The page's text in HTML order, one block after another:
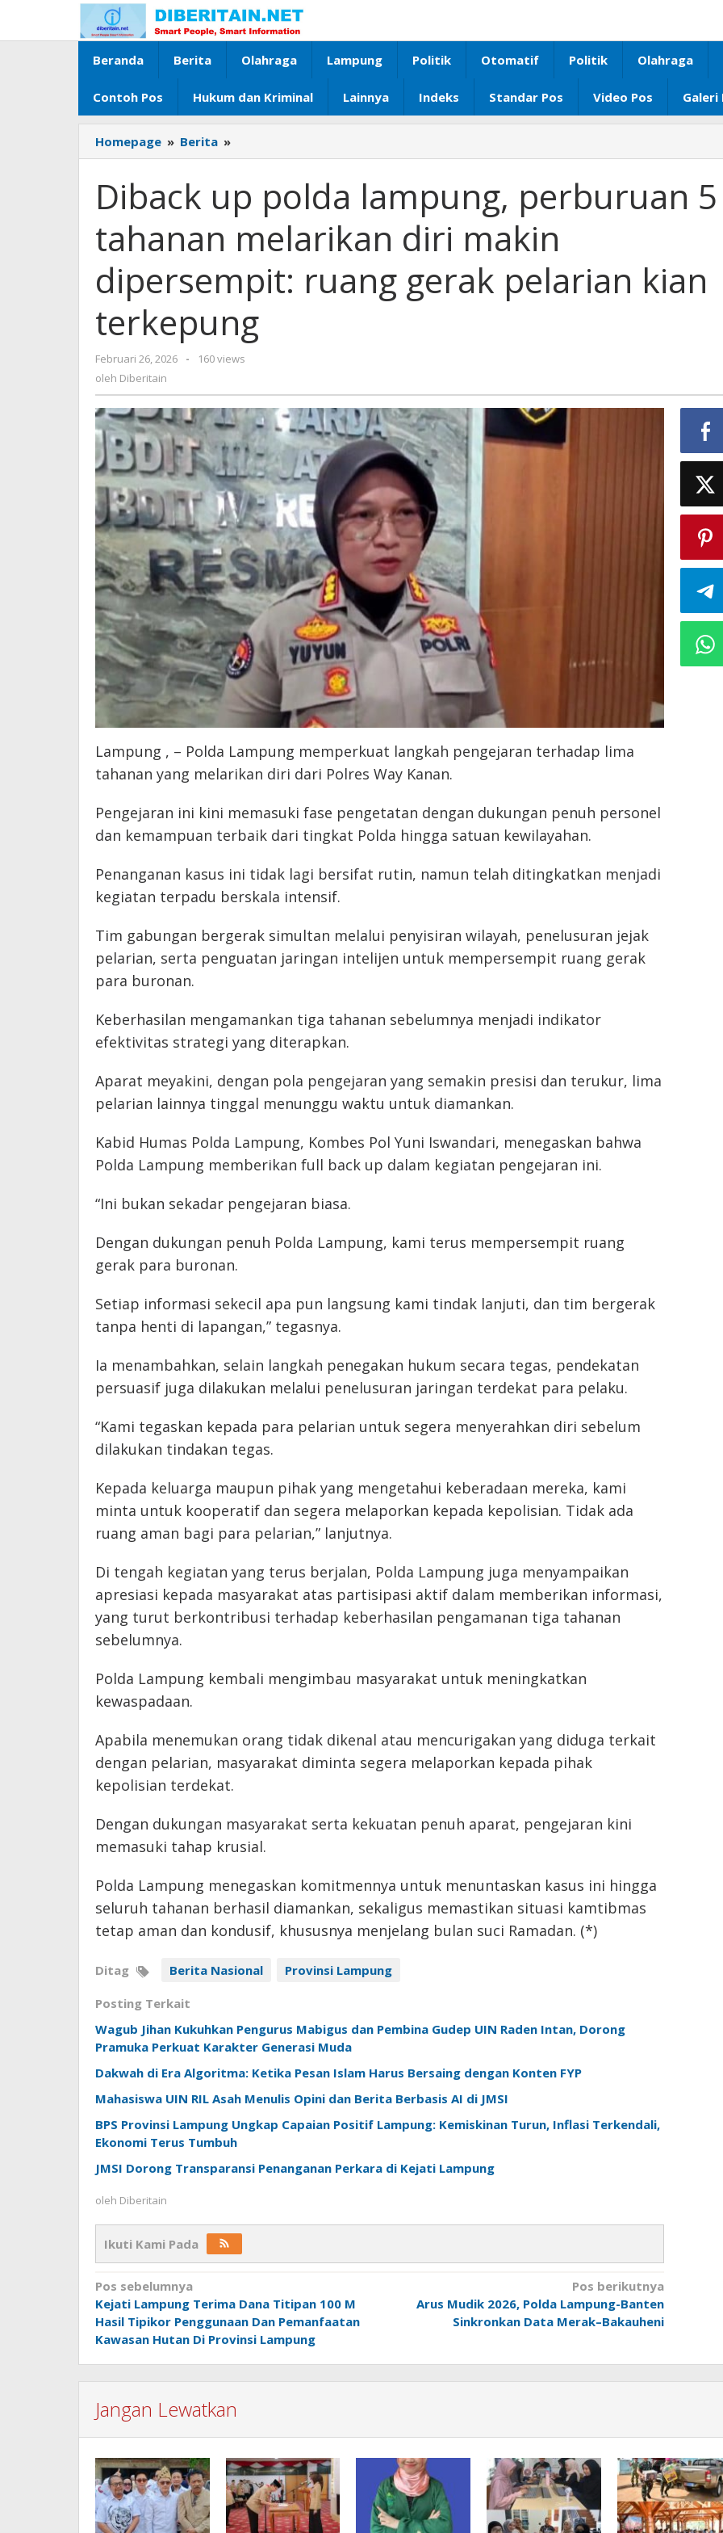
konten
Beranda Berita Olahraga Lampung Politik Otomatif Politik Olahraga
Contoh Pos Hukum dan Kriminal Lainnya Indeks Standar Pos Video Pos Galeri
Homepage » Berita »
up
lampung,
perburuan
5
tahanan
melarikan
diri
makin
dipersempit:
ruang
gerak
kian
terkepung
Diback up polda lampung, perburuan 5
tahanan melarikan diri makin
dipersempit: ruang gerak pelarian kian
terkepung
Februari 26, 2026
oleh
-
160 views
oleh Diberitain
Lampung , – Polda Lampung memperkuat langkah pengejaran terhadap lima
tahanan yang melarikan diri dari Polres Way Kanan.
Pengejaran ini kini memasuki fase pengetatan dengan dukungan penuh personel
dan kemampuan terbaik dari tingkat Polda hingga satuan kewilayahan.
Penanganan kasus ini tidak lagi bersifat rutin, namun telah ditingkatkan menjadi
kegiatan terpadu berskala intensif.
Tim gabungan bergerak simultan melalui penyisiran wilayah, penelusuran jejak
pelarian, serta penguatan jaringan intelijen untuk mempersempit ruang gerak
para buronan.
Keberhasilan mengamankan tiga tahanan sebelumnya menjadi indikator
efektivitas strategi yang diterapkan.
Aparat meyakini, dengan pola pengejaran yang semakin presisi dan terukur, lima
pelarian lainnya tinggal menunggu waktu untuk diamankan.
Kabid Humas Polda Lampung, Kombes Pol Yuni Iswandari, menegaskan bahwa
Polda Lampung memberikan full back up dalam kegiatan pengejaran ini.
“Ini bukan sekadar pengejaran biasa.
Dengan dukungan penuh Polda Lampung, kami terus mempersempit ruang
gerak para buronan.
Setiap informasi sekecil apa pun langsung kami tindak lanjuti, dan tim bergerak
tanpa henti di lapangan,” tegasnya.
Ia menambahkan, selain langkah penegakan hukum secara tegas, pendekatan
persuasif juga dilakukan melalui penelusuran jaringan terdekat para pelaku.
“Kami tegaskan kepada para pelarian untuk segera menyerahkan diri sebelum
dilakukan tindakan tegas.
Kepada keluarga maupun pihak yang mengetahui keberadaan mereka, kami
minta untuk kooperatif dan segera melaporkan kepada kepolisian. Tidak ada
ruang aman bagi para pelarian,” lanjutnya.
Di tengah kegiatan yang terus berjalan, Polda Lampung juga menyampaikan
apresiasi kepada masyarakat atas partisipasi aktif dalam memberikan informasi,
yang turut berkontribusi terhadap keberhasilan pengamanan tiga tahanan
sebelumnya.
Polda Lampung kembali mengimbau masyarakat untuk meningkatkan
kewaspadaan.
Apabila menemukan orang tidak dikenal atau mencurigakan yang diduga terkait
dengan pelarian, masyarakat diminta segera melaporkan kepada pihak
kepolisian terdekat.
Dengan dukungan masyarakat serta kekuatan penuh aparat, pengejaran kini
memasuki tahap krusial.
Polda Lampung menegaskan komitmennya untuk menuntaskan kasus ini hingga
seluruh tahanan berhasil diamankan, sekaligus memastikan situasi kamtibmas
tetap aman dan kondusif, khususnya menjelang bulan suci Ramadan. (*)
Ditag Berita Nasional Provinsi Lampung
Posting Terkait
Wagub Jihan Kukuhkan Pengurus Mabigus dan Pembina Gudep UIN Raden Intan, Dorong
Pramuka Perkuat Karakter Generasi Muda
Dakwah di Era Algoritma: Ketika Pesan Islam Harus Bersaing dengan Konten FYP
Mahasiswa UIN RIL Asah Menulis Opini dan Berita Berbasis AI di JMSI
BPS Provinsi Lampung Ungkap Capaian Positif Lampung: Kemiskinan Turun, Inflasi Terkendali,
Ekonomi Terus Tumbuh
JMSI Dorong Transparansi Penanganan Perkara di Kejati Lampung
oleh Diberitain
Ikuti Kami Pada
Navigasi
pos
Pos sebelumnya
Kejati Lampung Terima Dana Titipan 100 M
Hasil Tipikor Penggunaan Dan Pemanfaatan
Kawasan Hutan Di Provinsi Lampung
Pos berikutnya
Arus Mudik 2026, Polda Lampung-Banten
Sinkronkan Data Merak–Bakauheni
Jangan Lewatkan